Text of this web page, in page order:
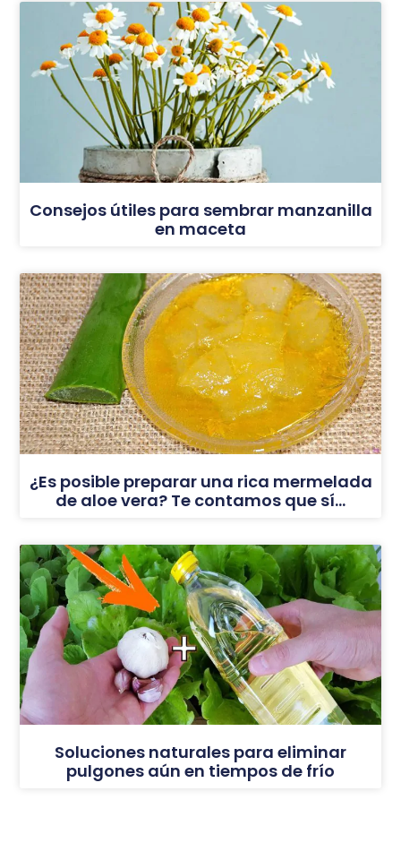
Consejos útiles para sembrar manzanilla
en maceta
¿Es posible preparar una rica mermelada
de aloe vera? Te contamos que sí…
Soluciones naturales para eliminar
pulgones aún en tiempos de frío